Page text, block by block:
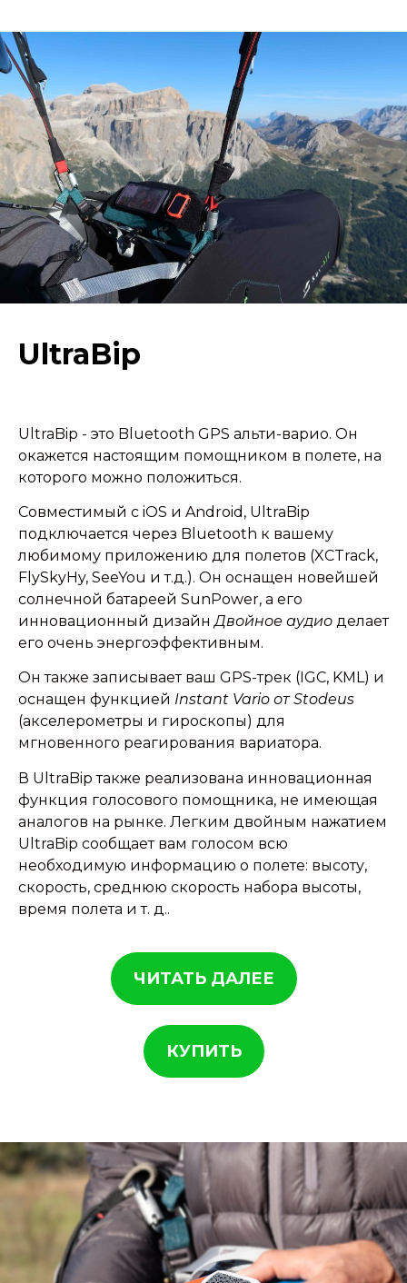
UltraBip
UltraBip - это Bluetooth GPS альти-варио. Он
окажется настоящим помощником в полете, на
которого можно положиться.
Совместимый с iOS и Android, UltraBip
подключается через Bluetooth к вашему
любимому приложению для полетов (XCTrack,
FlySkyHy, SeeYou и т.д.). Он оснащен новейшей
солнечной батареей SunPower, а его
инновационный дизайнДвойное аудио делает
его очень энергоэффективным.
Он также записывает ваш GPS-трек (IGC, KML) и
оснащен функцией Instant Vario от Stodeus
(акселерометры и гироскопы) для
мгновенного реагирования вариатора.
В UltraBip также реализована инновационная
функция голосового помощника, не имеющая
аналогов на рынке. Легким двойным нажатием
UltraBip сообщает вам голосом всю
необходимую информацию о полете: высоту,
скорость, среднюю скорость набора высоты,
время полета и т. д..
ЧИТАТЬ ДАЛЕЕ
КУПИТЬ